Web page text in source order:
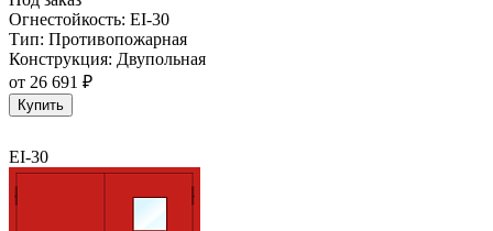
Огнестойкость: EI-30
Тип: Противопожарная
Конструкция: Двупольная
от 26 691 ₽
Купить
EI-30